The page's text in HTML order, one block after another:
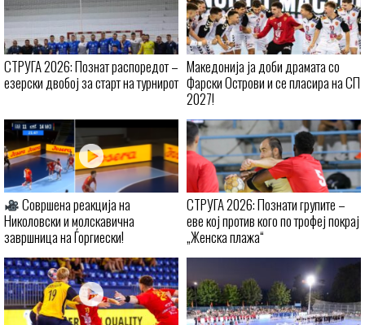
СТРУГА 2026: Познат распоредот –
езерски двобој за старт на турнирот
Македонија ја доби драмата со
Фарски Острови и се пласира на СП
2027!
Совршена реакција на
Николовски и молскавична
завршница на Ѓоргиески!
СТРУГА 2026: Познати групите –
еве кој против кого по трофеј покрај
„Женска плажа“